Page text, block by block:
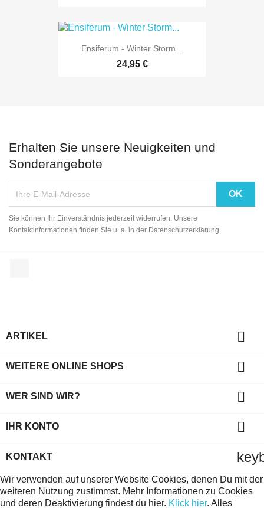
Ensiferum - Winter Storm...
24,95 €
Erhalten Sie unsere Neuigkeiten und
Sonderangebote
Sie können Ihr Einverständnis jederzeit widerrufen. Unsere
Kontaktinformationen finden Sie u. a. in der Datenschutzerklärung.
ARTIKEL 
WEITERE ONLINE SHOPS 
WER SIND WIR? 
IHR KONTO 
KONTAKT
Wir verwenden auf unserer Website Cookies, denen Du mit der
weiteren Nutzung zustimmst. Mehr Informationen zu Cookies
und deren Deaktivierung findest du hier. Klick hier. Alles